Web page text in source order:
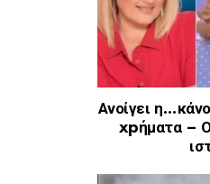
Ανοίγει
xpήματα –